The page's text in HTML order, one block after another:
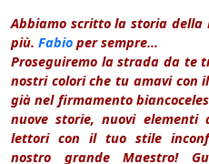
Abbiamo scritto la storia della
più. Fabio per sempre...
Proseguiremo la strada da te
nostri colori che tu amavi con
già nel firmamento
nuove storie, nuovi
lettori con il tuo stile
nostro grande Maestro!